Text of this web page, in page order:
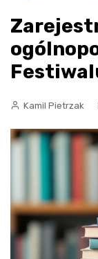
Kamil Pietrzak